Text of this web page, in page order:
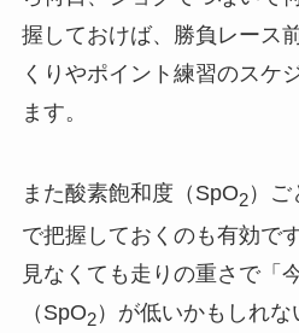
握しておけば、勝負レース
くりやポイント練習のスケ
ます。
また酸素飽和度（SpO2）ご
で把握しておくのも有効で
見なくても走りの重さで「
（SpO2）が低いかもしれ